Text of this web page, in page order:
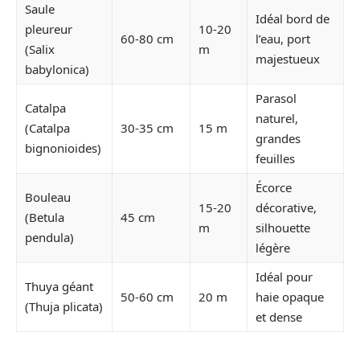
Saule
pleureur
(Salix
babylonica)
60-80 cm
10-20
m
Idéal bord de
l’eau, port
majestueux
Catalpa
(Catalpa
bignonioides)
30-35 cm 15 m
Parasol
naturel,
grandes
feuilles
Bouleau
(Betula
pendula)
45 cm
15-20
m
Écorce
décorative,
silhouette
légère
Thuya géant
(Thuja plicata)
50-60 cm 20 m
Idéal pour
haie opaque
et dense